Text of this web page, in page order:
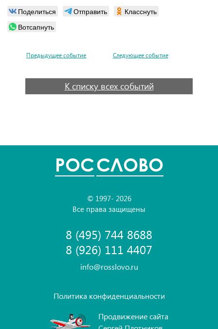
Поделиться Отправить
Класснуть
Вотсапнуть
Предыдущее событие Следующее событие
К списку всех событий
POCСЛОВО
© 1997- 2026
Все права защищены
8 (495) 744 8688
8 (926) 111 4407
info@rosslovo.ru
Политика конфиденциальности
Продвижение сайта